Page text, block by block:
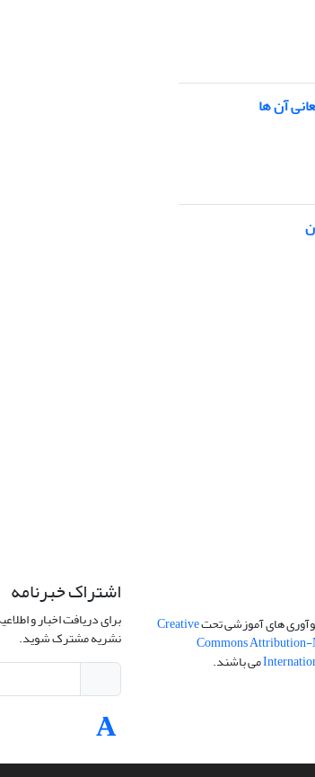
آن ها
های آموزشی تحتCreative
Commons
می باشند.
اشتراک خبرنامه
برای دریافت اخبار و
نشریه مشترک شوید.